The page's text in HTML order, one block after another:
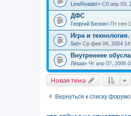
LineReader» Сб апр 03,
ДФС
Георгий Белов» Пт сен
Игра и технология.
Set» Ср фев 04, 2004
Внутреннее
Лёша» Чт апр 07, 2005
Новая тема
Вернуться к списку